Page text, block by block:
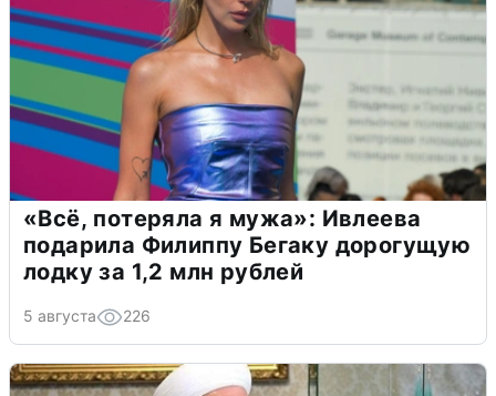
«Всё, потеряла я мужа»: Ивлеева
подарила Филиппу Бегаку дорогущую
лодку за 1,2 млн рублей
5 августа 226